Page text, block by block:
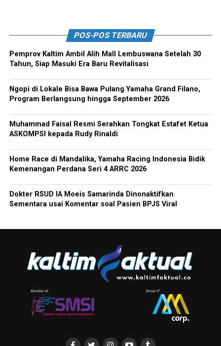
POS-POS TERBARU
Pemprov Kaltim Ambil Alih Mall Lembuswana Setelah 30
Tahun, Siap Masuki Era Baru Revitalisasi
Ngopi di Lokale Bisa Bawa Pulang Yamaha Grand Filano,
Program Berlangsung hingga September 2026
Muhammad Faisal Resmi Serahkan Tongkat Estafet Ketua
ASKOMPSI kepada Rudy Rinaldi
Home Race di Mandalika, Yamaha Racing Indonesia Bidik
Kemenangan Perdana Seri 4 ARRC 2026
Dokter RSUD IA Moeis Samarinda Dinonaktifkan
Sementara usai Komentar soal Pasien BPJS Viral